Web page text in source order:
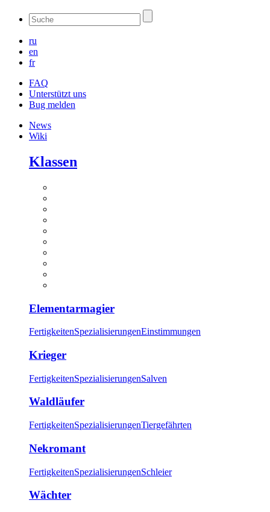
ru
en
fr
FAQ
Unterstützt uns
Bug melden
News
Wiki
Klassen
Elementarmagier
FertigkeitenSpezialisierungenEinstimmungen
Krieger
FertigkeitenSpezialisierungenSalven
Waldläufer
FertigkeitenSpezialisierungenTiergefährten
Nekromant
FertigkeitenSpezialisierungenSchleier
Wächter